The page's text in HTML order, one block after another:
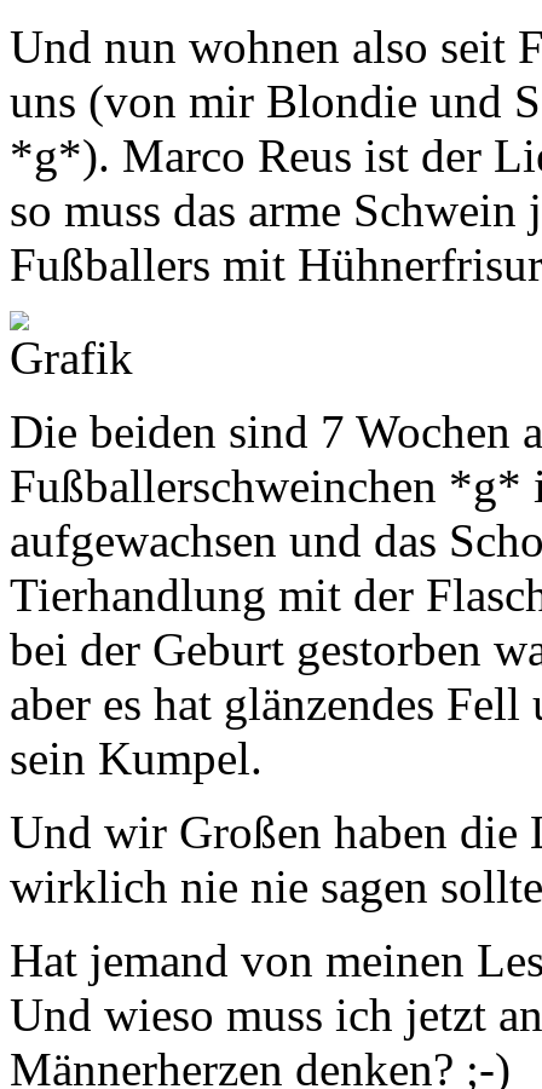
Und nun wohnen also seit
uns (von mir Blondie und
*g*). Marco Reus ist der
so muss das arme
Fußballers mit
Die beiden sind 7 Wochen
Fußballerschweinchen *g*
aufgewachsen und das
Tierhandlung mit der
bei der Geburt gestorben
aber es hat glänzendes
sein Kumpel.
Und wir Großen haben die
wirklich nie nie sagen
Hat jemand von meinen
Und wieso muss ich jetzt
Männerherzen denken? ;-)